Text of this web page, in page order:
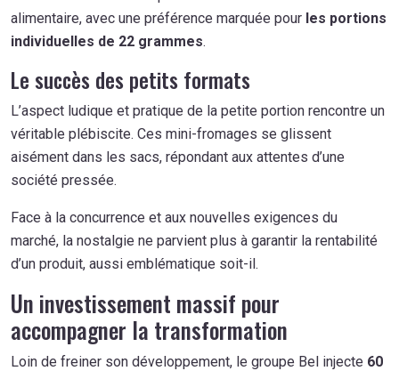
alimentaire, avec une préférence marquée pour les portions
individuelles de 22 grammes.
Le succès des petits formats
L’aspect ludique et pratique de la petite portion rencontre un
véritable plébiscite. Ces mini-fromages se glissent
aisément dans les sacs, répondant aux attentes d’une
société pressée.
Face à la concurrence et aux nouvelles exigences du
marché, la nostalgie ne parvient plus à garantir la rentabilité
d’un produit, aussi emblématique soit-il.
Un investissement massif pour
accompagner la transformation
Loin de freiner son développement, le groupe Bel injecte 60